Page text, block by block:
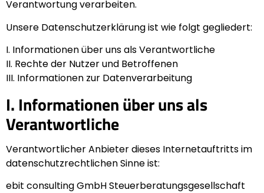
Verantwortung verarbeiten.
Unsere Datenschutzerklärung ist wie folgt gegliedert:
I. Informationen über uns als Verantwortliche
II. Rechte der Nutzer und Betroffenen
III. Informationen zur Datenverarbeitung
I. Informationen über uns als
Verantwortliche
Verantwortlicher Anbieter dieses Internetauftritts im
datenschutzrechtlichen Sinne ist:
ebit consulting GmbH Steuerberatungsgesellschaft